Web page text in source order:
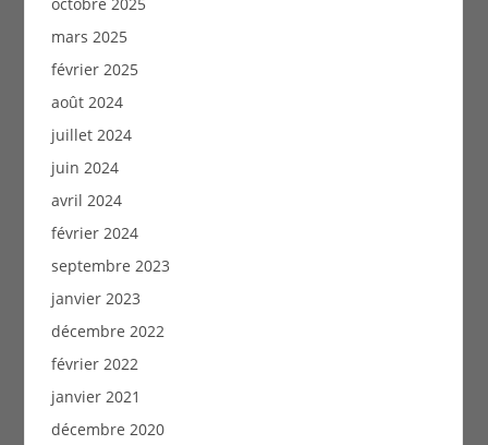
mars 2025
février 2025
août 2024
juillet 2024
juin 2024
avril 2024
février 2024
septembre 2023
janvier 2023
décembre 2022
février 2022
janvier 2021
décembre 2020